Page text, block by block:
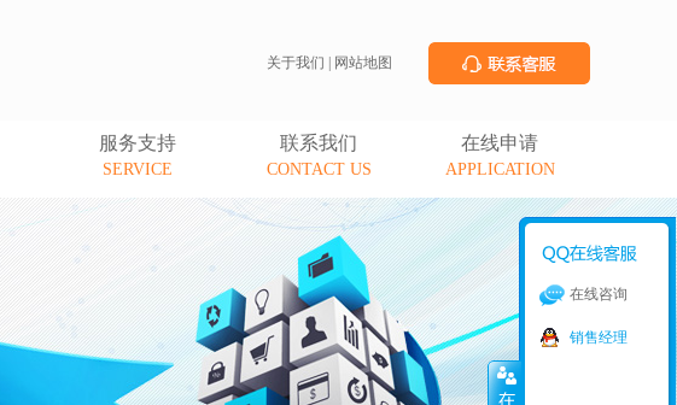
关于我们 网站地图
服务支持
SERVICE
联系我们
CONTACT US
在线申请
APPLICATION
在线咨询
销售经理